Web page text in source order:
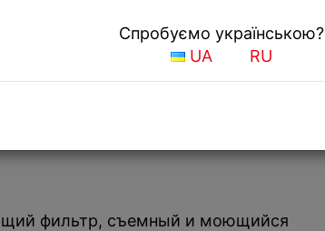
Спробуємо українською?
UA
RU
фильтр, съемный и моющийся